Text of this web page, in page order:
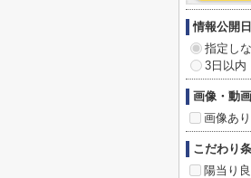
情報公開日
指定し
3日以内
画像・動
画像あり
こだわり
陽当り